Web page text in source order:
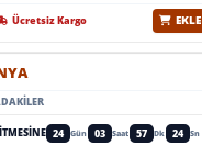
Ücretsiz Kargo EKLE
24 Gün 03 Saat 57 Dk 22 Sn